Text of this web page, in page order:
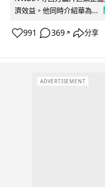
濟效益。他同時介紹華為...
991 369 ↗ 分享
ADVERTISEMENT